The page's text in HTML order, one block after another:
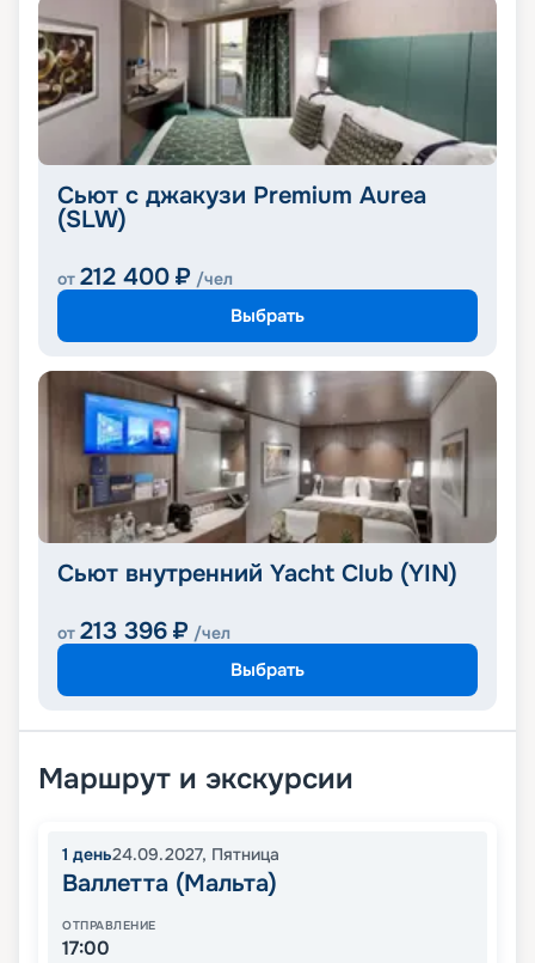
Сьют с джакузи Premium Aurea
(SLW)
от 212 400 ₽ /чел
Выбрать
Сьют внутренний Yacht Club (YIN)
от 213 396 ₽ /чел
Выбрать
Маршрут и экскурсии
1 день24.09.2027, Пятница
Валлетта (Мальта)
ОТПРАВЛЕНИЕ
17:00